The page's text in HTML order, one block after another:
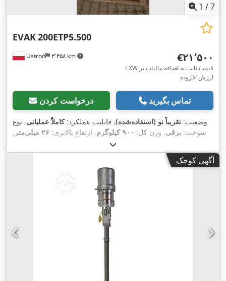
1 /7
Ustroń ۳٬۴۵۸ km
EVAK200ETP5.500
‎€۲۱٬۵۰۰
EXW قیمت ثابت به اضافه مالیات بر
ارزش افزوده
درخواست کردن تماس بگیرید
وضعیت: تقریباً نو (استفاده‌شده), قابلیت عملکرد:کاملاً عملیاتی, نوع
سوخت: برقی, وزن کل: ۹۰۰ کیلوگرم , ارتفاع بالابری: ۲۶ میلی‌متر
,
, سال ساخت:
۹٬۰۰۰ لیتر/دقیقه,
آگهی کوچک